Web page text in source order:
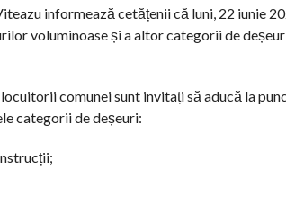
informează cetățenii că luni, 22 iunie
voluminoase și a altor categorii de
comunei sunt invitați să aducă la
categorii de deșeuri: